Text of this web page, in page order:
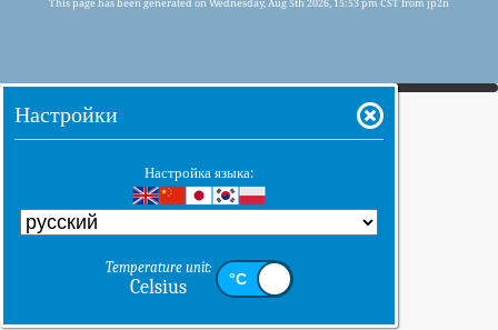
Настройки
Настройка языка:
Temperature unit:
Celsius